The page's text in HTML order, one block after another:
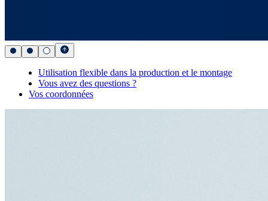
Utilisation flexible dans la production et le montage
Vous avez des questions ?
Vos coordonnées